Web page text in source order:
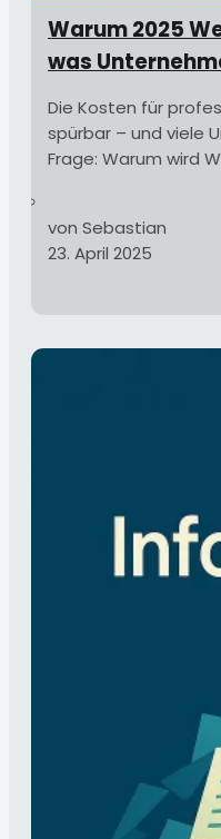
Warum 2025
was
Die Kosten für
spürbar – und viele
Frage: Warum wird
von Sebastian
23. April 2025